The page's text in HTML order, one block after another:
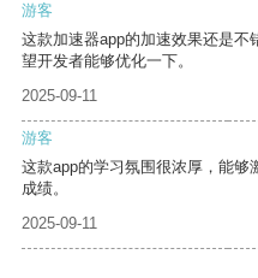
游客
这款加速器app的加速效果还是
望开发者能够优化一下。
2025-09-11
游客
这款app的学习氛围很浓厚，能够
成绩。
2025-09-11